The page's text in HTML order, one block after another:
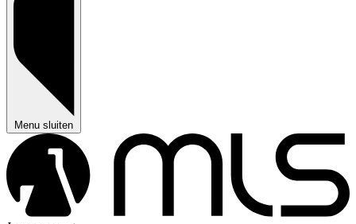
Menu sluiten